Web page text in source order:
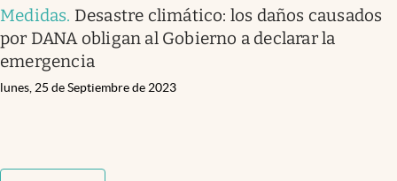
Medidas. Desastre climático: los daños causados
por DANA obligan al Gobierno a declarar la
emergencia
lunes, 25 de Septiembre de 2023